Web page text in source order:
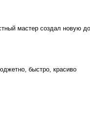
мастер создал новую
быстро, красиво